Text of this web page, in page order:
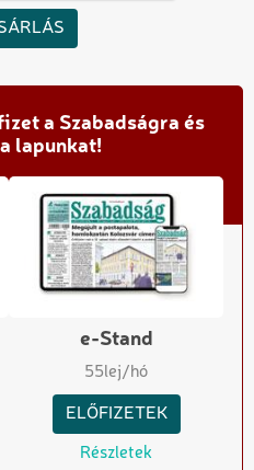
a Szabadságra és
lapunkat!
e-Stand
55lej/hó
ELŐFIZETEK
Részletek